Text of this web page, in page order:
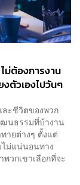
ม่ต้องการงาน
ตัวเองไปวันๆ
ละชีวิตของพวก
นธรรมที่บ้างาน
ายต่างๆ ตั้งแต่
ไม่แน่นอนทาง
วกเขาเลือกที่จะ